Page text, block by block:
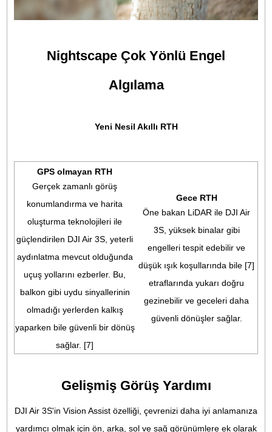
Geniş açılı kamera, panorama fotoğraflar çekerken
başyapıtlarınızı birden fazla fotoğraftan geniş bir
odak uzaklığı avantajları sayesinde yakalanan zengin
DJI Air 3S ayrıca 2.7K dikey çekim, MasterShots,
özellikleri destekleyerek büyük bir yaratıcı araç setini tek
kompakt drone'da bir araya getiriyor.
Genişletilmiş Yaratıcılık için Daha
Güvenli Gece Uçuşları
DJI Air 3S, Gelişmiş Pilot Yardım Sistemlerini (APAS)